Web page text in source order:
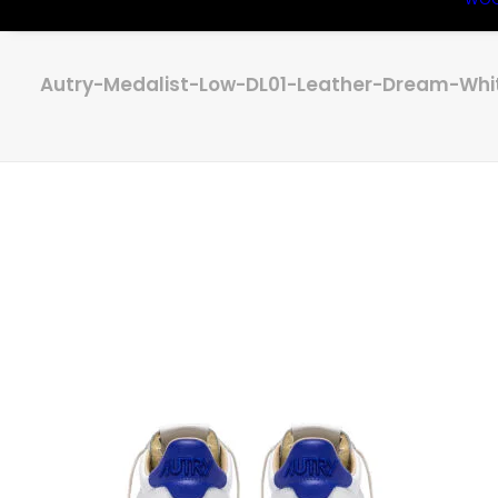
Autry-Medalist-Low-DL01-Leather-Dream-